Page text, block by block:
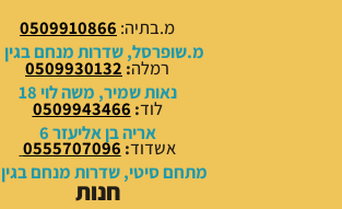
מ.בתיה: 0509910866
מ.שופרסל, שדרות מנחם בגין 2
רמלה:
0509930132
נאות שמיר, משה לוי 18
לוד:
0509943466
אריה בן אליעזר 6
אשדוד:
0555707096
מתחם סיטי, שדרות מנחם בגין 7
חנות